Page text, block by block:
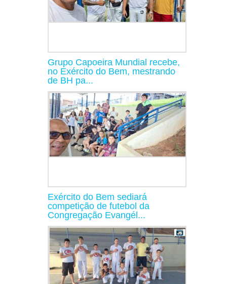
Grupo Capoeira Mundial recebe,
no Exército do Bem, mestrando
de BH pa...
Exército do Bem sediará
competição de futebol da
Congregação Evangél...